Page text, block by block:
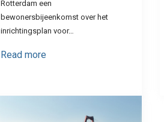
Rotterdam een
bewonersbijeenkomst over het
inrichtingsplan voor…
Read more